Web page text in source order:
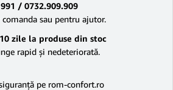
/ 0732.909.909
sau pentru ajutor.
10 zile la produse din stoc
rapid şi nedeteriorată.
pe rom-confort.ro